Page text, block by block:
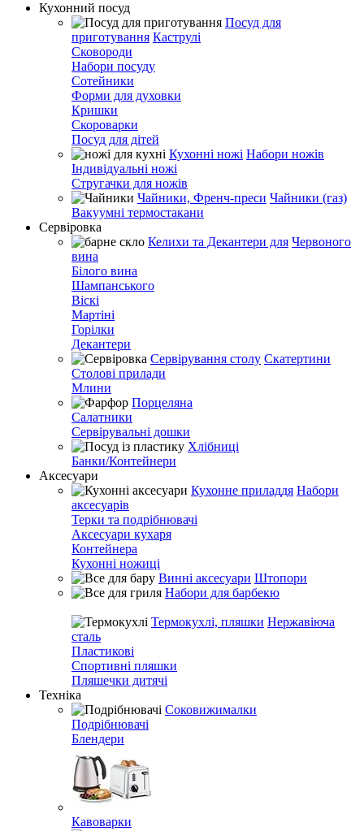
Кухонний посуд
Посуд для
приготування Каструлі
Сковороди
Набори посуду
Сотейники
Форми для духовки
Кришки
Скороварки
Посуд для дітей
Кухонні ножі Набори ножів
Індивідуальні ножі
Стругачки для ножів
Чайники, Френч-преси Чайники (газ)
Вакуумні термостакани
Сервіровка
Келихи та Декантери для Червоного
вина
Білого вина
Шампанського
Віскі
Мартіні
Горілки
Декантери
Сервірування столу Скатертини
Столові прилади
Млини
Порцеляна
Салатники
Сервірувальні дошки
Хлібниці
Банки/Контейнери
Аксесуари
Кухонне приладдя Набори
аксесуарів
Терки та подрібнювачі
Аксесуари кухаря
Контейнера
Кухонні ножиці
Винні аксесуари Штопори
Набори для барбекю
Термокухлі, пляшки Нержавіюча
сталь
Пластикові
Спортивні пляшки
Пляшечки дитячі
Техніка
Соковижималки
Подрібнювачі
Блендери
Кавоварки